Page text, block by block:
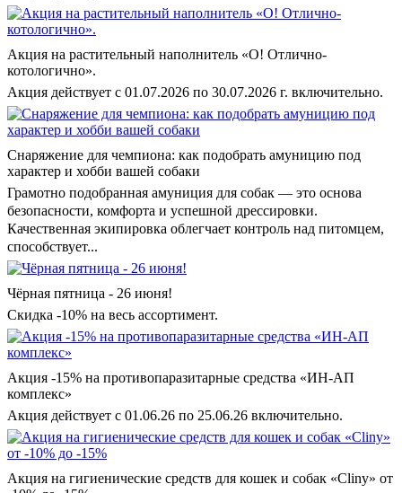
Акция на растительный наполнитель «О! Отлично-
котологично».
Акция действует с 01.07.2026 по 30.07.2026 г. включительно.
Снаряжение для чемпиона: как подобрать амуницию под
характер и хобби вашей собаки
Грамотно подобранная амуниция для собак — это основа
безопасности, комфорта и успешной дрессировки.
Качественная экипировка облегчает контроль над питомцем,
способствует...
Чёрная пятница - 26 июня!
Скидка -10% на весь ассортимент.
Акция -15% на противопаразитарные средства «ИН-АП
комплекс»
Акция действует с 01.06.26 по 25.06.26 включительно.
Акция на гигиенические средств для кошек и собак «Cliny» от